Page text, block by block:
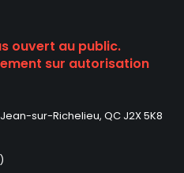
ouvert au public.
sur autorisation
sur-Richelieu, QC J2X 5K8